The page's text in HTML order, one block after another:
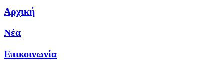
Αρχική
Νέα
Επικοινωνία